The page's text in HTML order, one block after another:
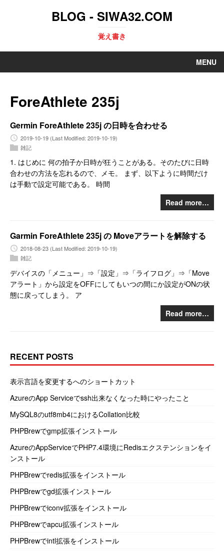
BLOG - SIWA32.COM
覚え書き
MENU
ForeAthlete 235j
Germin ForeAthlete 235j の日時を合わせる
2019-10-19 (Last Modified: 2019-10-19)
雑記
1. はじめに 何の拍子か日時が狂うことがある。そのたびに日時
合わせの方法を忘れるので、メモ。 まず、以下ように時間だけ
は手動で設定可能である。 時間
Read more…
Garmin ForeAthlete 235j の Moveアラートを解除する
2018-08-23 (Last Modified: 2019-10-19)
雑記
デバイスの「メニュー」⇒「設定」⇒「ライフログ」⇒「Move
アラート」から設定をOFFにしてもいつの間にか設定がONの状
態に戻ってしまう。 ア
Read more…
RECENT POSTS
表示言語を変更するへのショートカット
AzureのApp Serviceでssh出来なくなった時にやったこと
MySQL8のutf8mb4におけるCollation比較
PHPBrewでgmp拡張インストール
AzureのAppServiceでPHP7.4環境にRedisエクステンションをイ
ンストール
PHPBrewでredis拡張をインストール
PHPBrewでgd拡張インストール
PHPBrewでiconv拡張をインストール
PHPBrewでapcu拡張インストール
PHPBrewでintl拡張をインストール